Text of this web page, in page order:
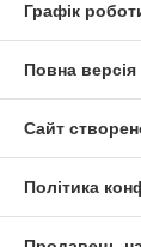
Графік
Повна версія
Сайт
Політика